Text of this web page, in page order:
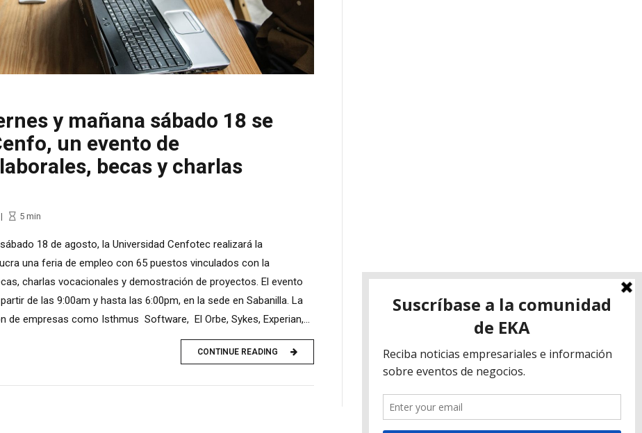
y mañana sábado 18 se
un evento de
becas y charlas
5 min
18 de agosto, la Universidad Cenfotec realizará la
una feria de empleo con 65 puestos vinculados con la
charlas vocacionales y demostración de proyectos. El evento
de las 9:00am y hasta las 6:00pm, en la sede en Sabanilla. La
de empresas como Isthmus Software, El Orbe, Sykes, Experian,...
CONTINUE READING